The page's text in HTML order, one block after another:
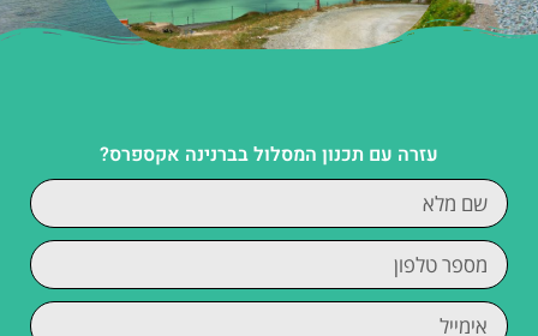
עזרה עם תכנון המסלול בברנינה אקספרס?